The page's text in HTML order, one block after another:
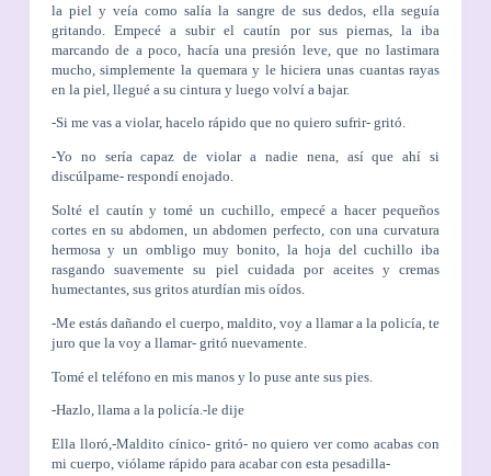
la piel y veía como salía la sangre de sus dedos, ella seguía
gritando. Empecé a subir el cautín por sus piernas, la iba
marcando de a poco, hacía una presión leve, que no lastimara
mucho, simplemente la quemara y le hiciera unas cuantas rayas
en la piel, llegué a su cintura y luego volví a bajar.
-Si me vas a violar, hacelo rápido que no quiero sufrir- gritó.
-Yo no sería capaz de violar a nadie nena, así que ahí si
discúlpame- respondí enojado.
Solté el cautín y tomé un cuchillo, empecé a hacer pequeños
cortes en su abdomen, un abdomen perfecto, con una curvatura
hermosa y un ombligo muy bonito, la hoja del cuchillo iba
rasgando suavemente su piel cuidada por aceites y cremas
humectantes, sus gritos aturdían mis oídos.
-Me estás dañando el cuerpo, maldito, voy a llamar a la policía, te
juro que la voy a llamar- gritó nuevamente.
Tomé el teléfono en mis manos y lo puse ante sus pies.
-Hazlo, llama a la policía.-le dije
Ella lloró,-Maldito cínico- gritó- no quiero ver como acabas con
mi cuerpo, viólame rápido para acabar con esta pesadilla-